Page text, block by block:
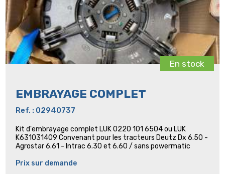
En stock
EMBRAYAGE COMPLET
Ref. : 02940737
Kit d'embrayage complet LUK 0220 101 6504 ou LUK
K631031409 Convenant pour les tracteurs Deutz Dx 6.50 -
Agrostar 6.61 - Intrac 6.30 et 6.60 / sans powermatic
Prix sur demande